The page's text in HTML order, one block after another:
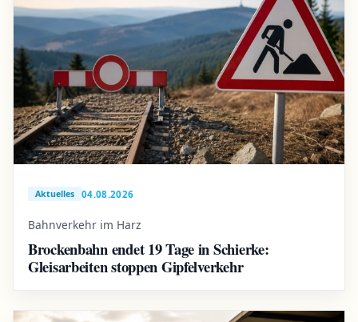
Aktuelles 04.08.2026
Bahnverkehr im Harz
Brockenbahn endet 19 Tage in Schierke:
Gleisarbeiten stoppen Gipfelverkehr